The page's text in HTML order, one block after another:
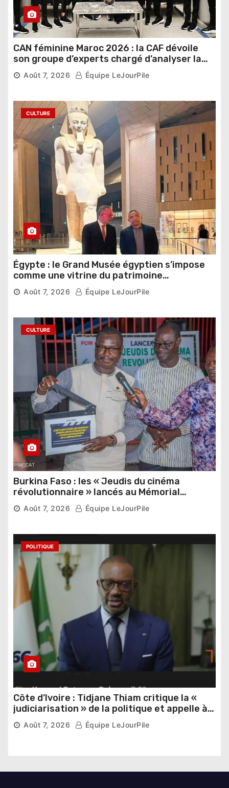
CAN féminine Maroc 2026 : la CAF dévoile
son groupe d’experts chargé d’analyser la
compétition
Août 7, 2026 Équipe LeJourPile
CULTURE
Égypte : le Grand Musée égyptien s’impose
comme une vitrine du patrimoine
pharaonique auprès des dirigeants
étrangers
Août 7, 2026 Équipe LeJourPile
CULTURE
Burkina Faso : les « Jeudis du cinéma
révolutionnaire » lancés au Mémorial
Thomas Sankara
Août 7, 2026 Équipe LeJourPile
POLITIQUE
Côte d’Ivoire : Tidjane Thiam critique la «
judiciarisation » de la politique et appelle à
poursuivre l’apaisement
Août 7, 2026 Équipe LeJourPile